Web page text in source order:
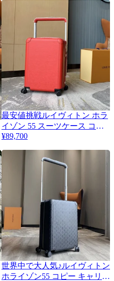
最安値挑戦ルイヴィトン ホラ
イゾン 55 スーツケース コピ
ー M23218
¥89,700
世界中で大人気♪ルイヴィトン
ホライゾン55 コピー キャリー